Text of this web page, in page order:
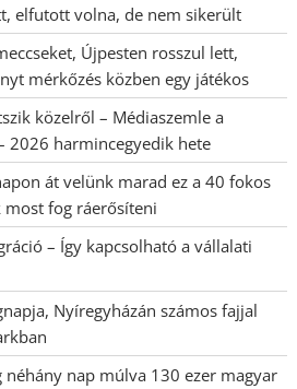
elfutott volna, de nem sikerült
Újpesten rosszul lett,
mérkőzés közben egy játékos
közelről – Médiaszemle a
2026 harmincegyedik hete
át velünk marad ez a 40 fokos
most fog ráerősíteni
– Így kapcsolható a vállalati
Nyíregyházán számos fajjal
nap múlva 130 ezer magyar